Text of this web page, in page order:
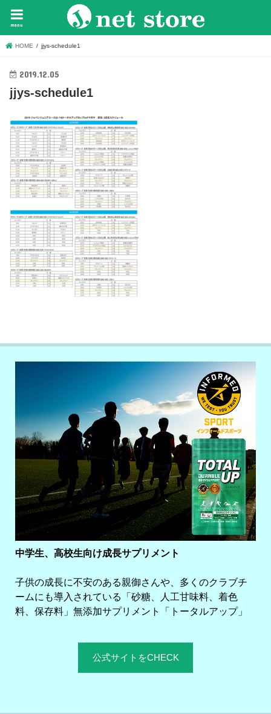
menu
HOME jjys-schedule1
2019.12.05
jjys-schedule1
中学生、高校生向け成長サプリメント
子供の成長に不安のある親御さんや、多くのクラブチ
ームにも導入されている「砂糖、人工甘味料、着色
料、保存料」無添加サプリメント「トータルアップ」
公式サイトをCHECK